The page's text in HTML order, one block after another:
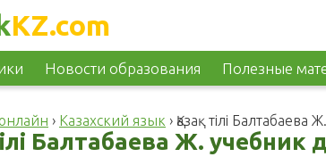
KZ.com
Новости образования Полезные
› Казахский язык › Қазақ тілі Балтабаева Ж.
Балтабаева Ж. учебник